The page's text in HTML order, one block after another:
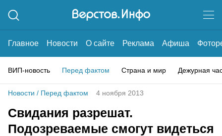
Главное Новости О сайте Реклама Афиша
ВИП-новость Перед фактом Страна и мир Дежурная
Новости / Перед фактом 4 ноября 2013
Свидания разрешат.
Подозреваемые смогут видеться